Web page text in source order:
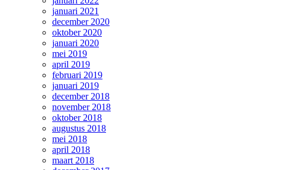
januari 2021
december 2020
oktober 2020
januari 2020
mei 2019
april 2019
februari 2019
januari 2019
december 2018
november 2018
oktober 2018
augustus 2018
mei 2018
april 2018
maart 2018